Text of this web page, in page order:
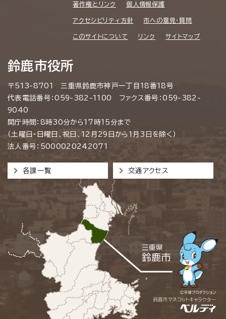
著作権とリンク 個人情報保護
アクセシビリティ方針 市への意見・質問
このサイトについて リンク サイトマップ
鈴鹿市役所
〒513-8701 三重県鈴鹿市神戸一丁目18番18号
代表電話番号：059-382-1100 ファクス番号：059-382-
9040
開庁時間：8時30分から17時15分まで
（土曜日・日曜日、祝日、12月29日から1月3日を除く）
法人番号：5000020242071
各課一覧 交通アクセス